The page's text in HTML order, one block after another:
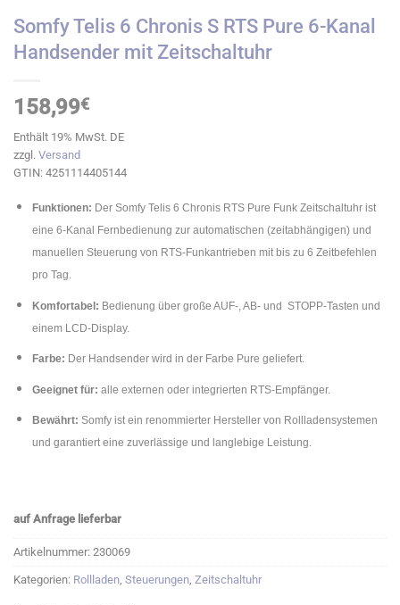
Somfy Telis 6 Chronis S RTS Pure 6-Kanal
Handsender mit Zeitschaltuhr
158,99€
Enthält 19% MwSt. DE
zzgl. Versand
GTIN: 4251114405144
Funktionen: Der Somfy Telis 6 Chronis RTS Pure Funk Zeitschaltuhr ist
eine 6-Kanal Fernbedienung zur automatischen (zeitabhängigen) und
manuellen Steuerung von RTS-Funkantrieben mit bis zu 6 Zeitbefehlen
pro Tag.
Komfortabel: Bedienung über große AUF-, AB- und STOPP-Tasten und
einem LCD-Display.
Farbe: Der Handsender wird in der Farbe Pure geliefert.
Geeignet für: alle externen oder integrierten RTS-Empfänger.
Bewährt: Somfy ist ein renommierter Hersteller von Rollladensystemen
und garantiert eine zuverlässige und langlebige Leistung.
auf Anfrage lieferbar
Artikelnummer: 230069
Kategorien: Rollladen Steuerungen Zeitschaltuhr